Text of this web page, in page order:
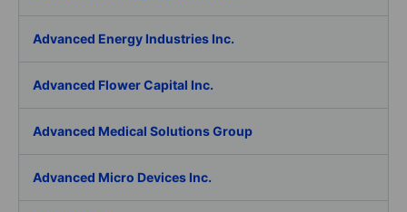
Advanced Energy Industries Inc.
Advanced Flower Capital Inc.
Advanced Medical Solutions Group
Advanced Micro Devices Inc.